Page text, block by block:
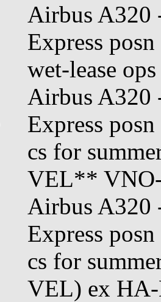
Airbus
Express
wet-lease
Airbus
Express
cs for
VEL**
Airbus
Express
cs for
VEL) ex